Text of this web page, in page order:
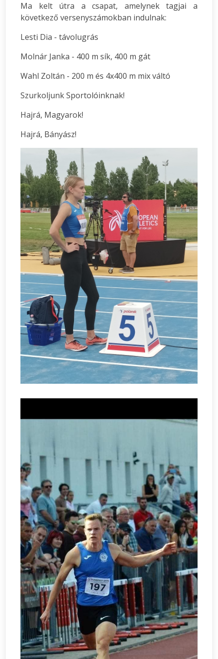
Ma kelt útra a csapat, amelynek tagjai a
következő versenyszámokban indulnak:
Lesti Dia - távolugrás
Molnár Janka - 400 m sík, 400 m gát
Wahl Zoltán - 200 m és 4x400 m mix váltó
Szurkoljunk Sportolóinknak!
Hajrá, Magyarok!
Hajrá, Bányász!